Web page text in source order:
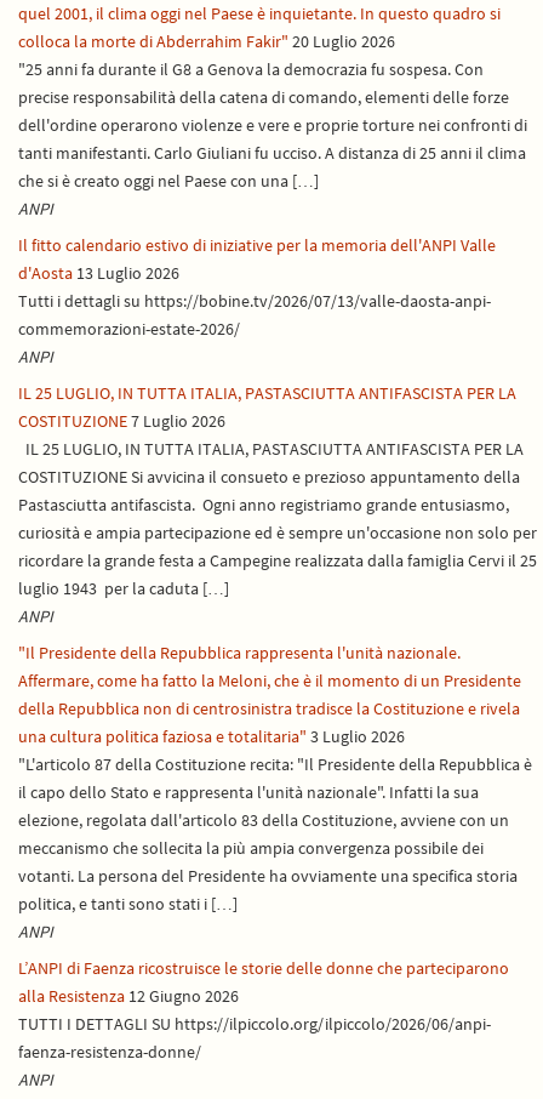
quel 2001, il clima oggi nel Paese è inquietante. In questo quadro si
colloca la morte di Abderrahim Fakir" 20 Luglio 2026
"25 anni fa durante il G8 a Genova la democrazia fu sospesa. Con
precise responsabilità della catena di comando, elementi delle forze
dell'ordine operarono violenze e vere e proprie torture nei confronti di
tanti manifestanti. Carlo Giuliani fu ucciso. A distanza di 25 anni il clima
che si è creato oggi nel Paese con una […]
ANPI
Il fitto calendario estivo di iniziative per la memoria dell'ANPI Valle
d'Aosta 13 Luglio 2026
Tutti i dettagli su https://bobine.tv/2026/07/13/valle-daosta-anpi-
commemorazioni-estate-2026/
ANPI
IL 25 LUGLIO, IN TUTTA ITALIA, PASTASCIUTTA ANTIFASCISTA PER LA
COSTITUZIONE7 Luglio 2026
IL 25 LUGLIO, IN TUTTA ITALIA, PASTASCIUTTA ANTIFASCISTA PER LA
COSTITUZIONE Si avvicina il consueto e prezioso appuntamento della
Pastasciutta antifascista. Ogni anno registriamo grande entusiasmo,
curiosità e ampia partecipazione ed è sempre un'occasione non solo per
ricordare la grande festa a Campegine realizzata dalla famiglia Cervi il 25
luglio 1943 per la caduta […]
ANPI
"Il Presidente della Repubblica rappresenta l'unità nazionale.
Affermare, come ha fatto la Meloni, che è il momento di un Presidente
della Repubblica non di centrosinistra tradisce la Costituzione e rivela
una cultura politica faziosa e totalitaria" 3 Luglio 2026
"L'articolo 87 della Costituzione recita: "Il Presidente della Repubblica è
il capo dello Stato e rappresenta l'unità nazionale". Infatti la sua
elezione, regolata dall'articolo 83 della Costituzione, avviene con un
meccanismo che sollecita la più ampia convergenza possibile dei
votanti. La persona del Presidente ha ovviamente una specifica storia
politica, e tanti sono stati i […]
ANPI
L’ANPI di Faenza ricostruisce le storie delle donne che parteciparono
alla Resistenza 12 Giugno 2026
TUTTI I DETTAGLI SU https://ilpiccolo.org/ilpiccolo/2026/06/anpi-
faenza-resistenza-donne/
ANPI